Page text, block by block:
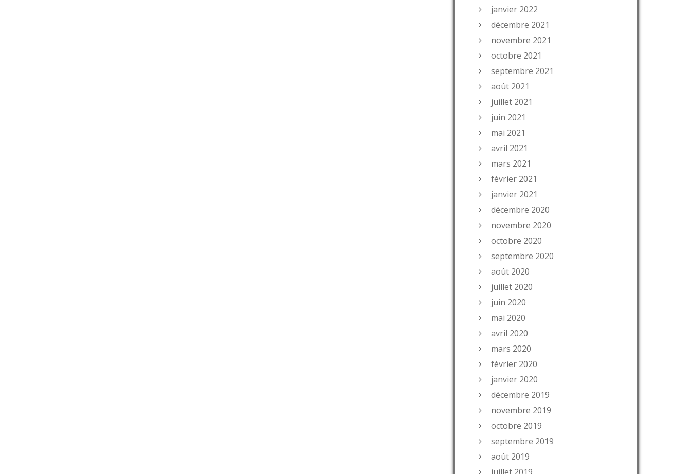
janvier 2022
décembre 2021
novembre 2021
octobre 2021
septembre 2021
août 2021
juillet 2021
juin 2021
mai 2021
avril 2021
mars 2021
février 2021
janvier 2021
décembre 2020
novembre 2020
octobre 2020
septembre 2020
août 2020
juillet 2020
juin 2020
mai 2020
avril 2020
mars 2020
février 2020
janvier 2020
décembre 2019
novembre 2019
octobre 2019
septembre 2019
août 2019